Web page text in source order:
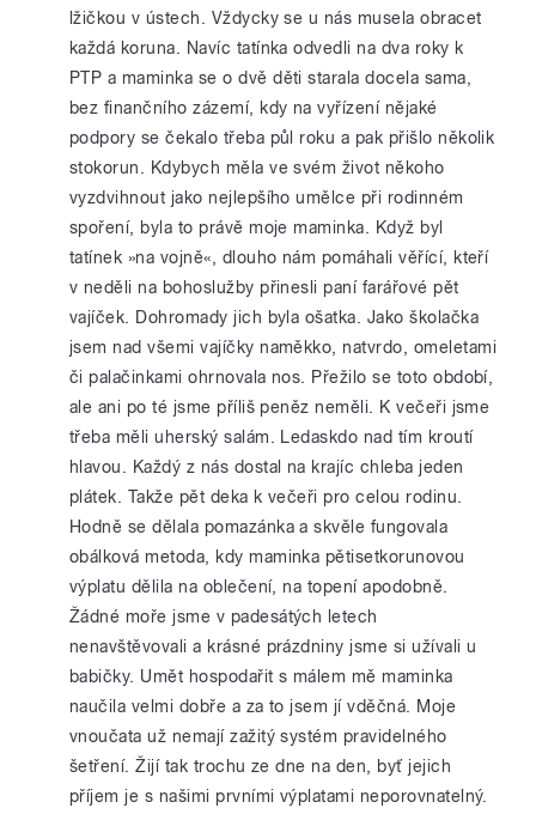
lžičkou v ústech. Vždycky se u nás musela obracet
každá koruna. Navíc tatínka odvedli na dva roky k
PTP a maminka se o dvě děti starala docela sama,
bez finančního zázemí, kdy na vyřízení nějaké
podpory se čekalo třeba půl roku a pak přišlo několik
stokorun. Kdybych měla ve svém život někoho
vyzdvihnout jako nejlepšího umělce při rodinném
spoření, byla to právě moje maminka. Když byl
tatínek »na vojně«, dlouho nám pomáhali věřící, kteří
v neděli na bohoslužby přinesli paní farářové pět
vajíček. Dohromady jich byla ošatka. Jako školačka
jsem nad všemi vajíčky naměkko, natvrdo, omeletami
či palačinkami ohrnovala nos. Přežilo se toto období,
ale ani po té jsme příliš peněz neměli. K večeři jsme
třeba měli uherský salám. Ledaskdo nad tím kroutí
hlavou. Každý z nás dostal na krajíc chleba jeden
plátek. Takže pět deka k večeři pro celou rodinu.
Hodně se dělala pomazánka a skvěle fungovala
obálková metoda, kdy maminka pětisetkorunovou
výplatu dělila na oblečení, na topení apodobně.
Žádné moře jsme v padesátých letech
nenavštěvovali a krásné prázdniny jsme si užívali u
babičky. Umět hospodařit s málem mě maminka
naučila velmi dobře a za to jsem jí vděčná. Moje
vnoučata už nemají zažitý systém pravidelného
šetření. Žijí tak trochu ze dne na den, byť jejich
příjem je s našimi prvními výplatami neporovnatelný.